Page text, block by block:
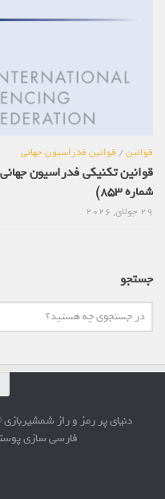
قوانین/قوانین فدراسیون جهانی
شماره 853)
جستجو
دنیای پر رمز و راز شمشیربازی © 2026. حق کپی رایت محفوظ است.
فارسی سازی